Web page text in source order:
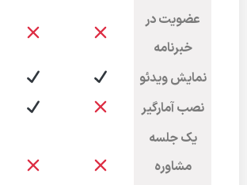
عضویت در
خبرنامه
نمایش ویدئو
نصب آمارگیر
یک جلسه
مشاوره